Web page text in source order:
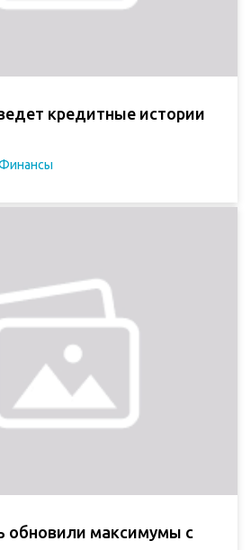
кредитные истории
обновили максимумы с